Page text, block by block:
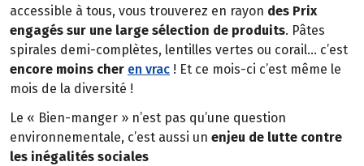
accessible à tous, vous trouverez en rayon des Prix
engagés sur une large sélection de produits. Pâtes
spirales demi-complètes, lentilles vertes ou corail… c’est
encore moins cher en vrac ! Et ce mois-ci c’est même le
mois de la diversité !
Le « Bien-manger » n’est pas qu’une question
environnementale, c’est aussi un enjeu de lutte contre
les inégalités sociales